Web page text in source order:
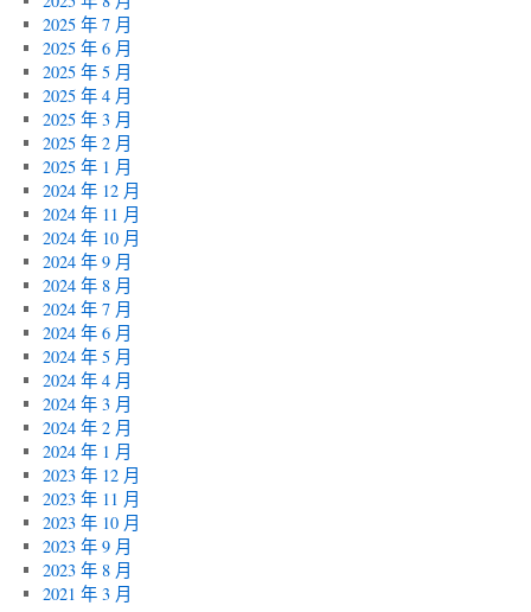
2025 年 7 月
2025 年 6 月
2025 年 5 月
2025 年 4 月
2025 年 3 月
2025 年 2 月
2025 年 1 月
2024 年 12 月
2024 年 11 月
2024 年 10 月
2024 年 9 月
2024 年 8 月
2024 年 7 月
2024 年 6 月
2024 年 5 月
2024 年 4 月
2024 年 3 月
2024 年 2 月
2024 年 1 月
2023 年 12 月
2023 年 11 月
2023 年 10 月
2023 年 9 月
2023 年 8 月
2021 年 3 月